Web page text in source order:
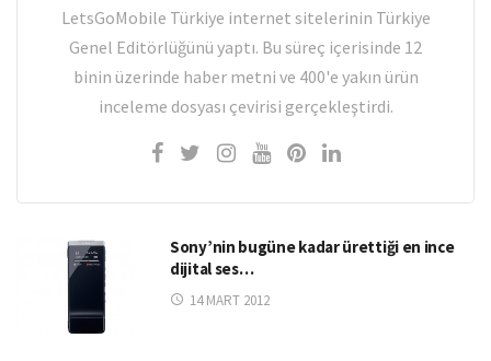
LetsGoMobile Türkiye internet sitelerinin Türkiye
Genel Editörlüğünü yaptı. Bu süreç içerisinde 12
binin üzerinde haber metni ve 400'e yakın ürün
inceleme dosyası çevirisi gerçekleştirdi.
Sony’nin bugüne kadar ürettiği en ince
dijital ses…
14 MART 2012